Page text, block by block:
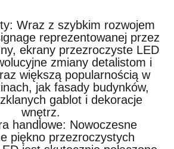
Wraz z szybkim rozwojem
reprezentowanej przez
ekrany przezroczyste LED
zmiany detalistom i
większą popularnością w
jak fasady budynków,
gablot i dekoracje
wnętrz.
handlowe: Nowoczesne
piękno przezroczystych